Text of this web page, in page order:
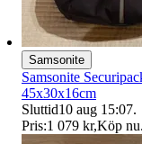
Samsonite
Samsonite
45x30x16cm
Sluttid10 aug 15:07.
Pris:1 079 kr,Köp nu.